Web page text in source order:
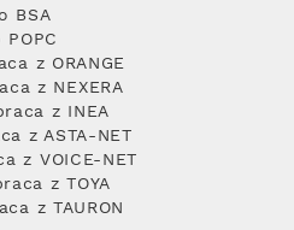
o BSA
POPC
z ORANGE
z NEXERA
z INEA
z ASTA-NET
z VOICE-NET
z TOYA
z TAURON